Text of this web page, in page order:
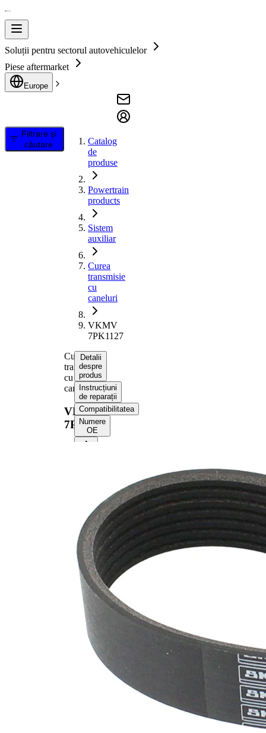
Soluții pentru sectorul autovehiculelor
Piese aftermarket
Europe
Filtrare și
căutare
Catalog
de
produse
Powertrain
products
Sistem
auxiliar
Curea
transmisie
cu
caneluri
VKMV
7PK1127
Curea
transmisie
cu
caneluri
VKMV
7PK1127
Detalii
despre
produs
Instrucțiuni
de reparații
Compatibilitatea
Numere
OE
Valoare
1127 mm
Latime
24,92 mm
Culoare
negru
Numar
nervuri
SVHC
Nu sunt
disponibile
substante
Material
curea
(etilen
propilen